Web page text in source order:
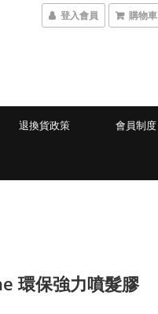
登入會員 購物車
退換貨政策 會員制度
環保強力噴髮膠